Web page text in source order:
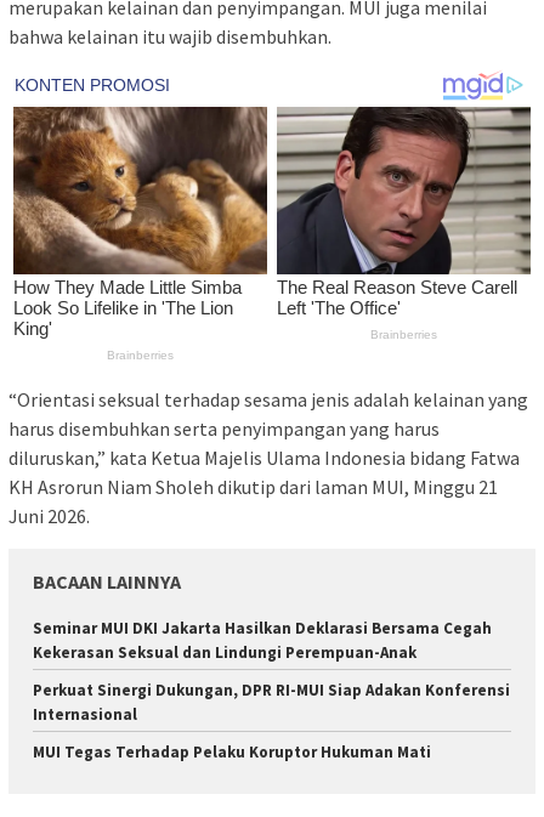
merupakan kelainan dan penyimpangan. MUI juga menilai
bahwa kelainan itu wajib disembuhkan.
“Orientasi seksual terhadap sesama jenis adalah kelainan yang
harus disembuhkan serta penyimpangan yang harus
diluruskan,” kata Ketua Majelis Ulama Indonesia bidang Fatwa
KH Asrorun Niam Sholeh dikutip dari laman MUI, Minggu 21
Juni 2026.
BACAAN LAINNYA
Seminar MUI DKI Jakarta Hasilkan Deklarasi Bersama Cegah
Kekerasan Seksual dan Lindungi Perempuan-Anak
Perkuat Sinergi Dukungan, DPR RI-MUI Siap Adakan Konferensi
Internasional
MUI Tegas Terhadap Pelaku Koruptor Hukuman Mati